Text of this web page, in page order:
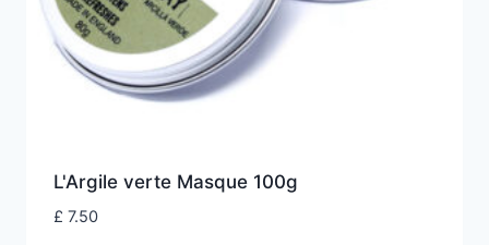
L'Argile verte Masque 100g
£ 7.50